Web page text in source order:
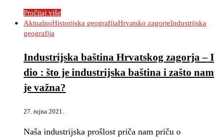
Pročitaj više
AktualnoHistorijska geografijaHrvatsko zagorjeIndustrijska
geografija
Industrijska baština Hrvatskog zagorja – I
dio : što je industrijska baština i zašto nam
je važna?
27. rujna 2021.
Naša industrijska prošlost priča nam priču o